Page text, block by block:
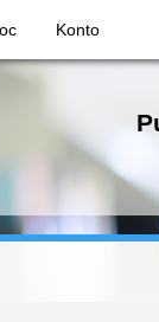
Konto